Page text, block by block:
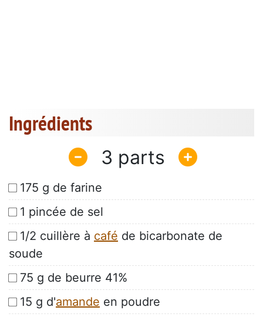
Ingrédients
3
175 g de farine
1 pincée de sel
1/2 cuillère à café de bicarbonate de
soude
75 g de beurre 41%
15 g d'amande en poudre